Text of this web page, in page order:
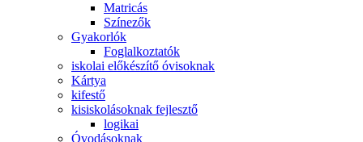
Matricás
Színezők
Gyakorlók
Foglalkoztatók
iskolai előkészítő óvisoknak
Kártya
kifestő
kisiskolásoknak fejlesztő
logikai
Óvodásoknak